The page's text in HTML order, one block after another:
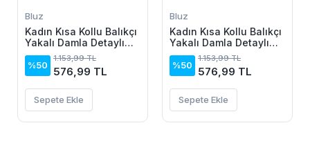
Bluz
Kadın Kısa Kollu Balıkçı
Yakalı Damla Detaylı
Sandy Bluz
%50
1.153,99 TL
576,99 TL
Sepete Ekle
Bluz
Kadın Kısa Kollu Balıkçı
Yakalı Damla Detaylı
Sandy Bluz
%50
1.153,99 TL
576,99 TL
Sepete Ekle